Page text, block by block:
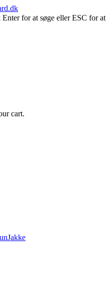
for at søge eller ESC for at
cart.